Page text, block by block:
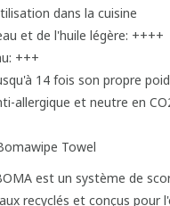
dans la cuisine
et de l'huile légère: ++++
+++
14 fois son propre
allergique et neutre en
Towel